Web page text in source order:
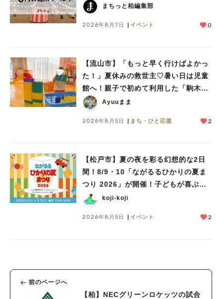
まちっと柏編集部
2026年8月7日 イベント 0
【流山市】「もっと早く行けばよかっ
た！」夏休みの救世主♡暑い日は児童
館へ！親子で初めて利用した「駒木台
児童館」レポート
Ayuuまま
2026年8月5日 まち・ひと応援 2
【松戸市】夏の夜を彩る幻想的な2日
間！8/9・10「ながるるひかりの夏ま
つり 2026」が開催！子どもが喜ぶワ
ークショップや限定ヒーローショーも
koji-koji
2026年8月5日 イベント 2
前のページへ
【柏】NECグリーンロケッツの試合